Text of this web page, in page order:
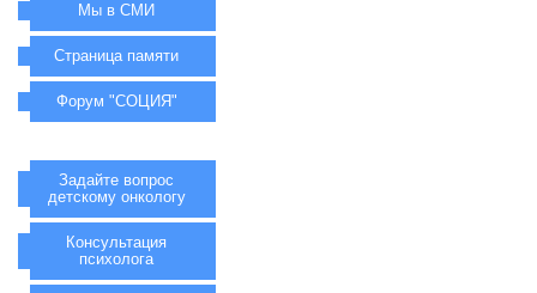
Мы в СМИ
Страница памяти
Форум "СОЦИЯ"
Задайте вопрос
детскому онкологу
Консультация
психолога